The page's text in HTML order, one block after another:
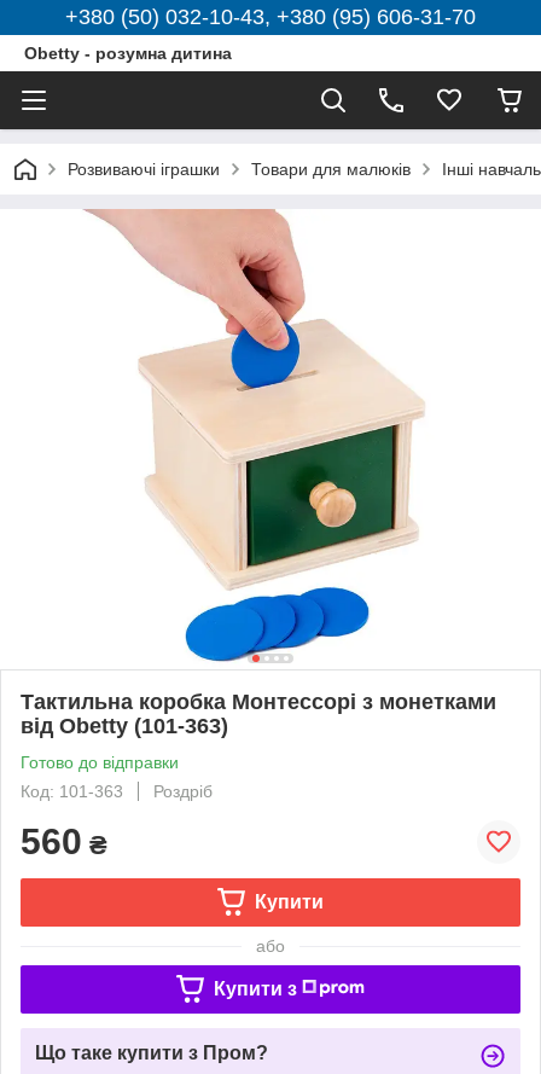
+380 (50) 032-10-43, +380 (95) 606-31-70
Obetty - розумна дитина
Розвиваючі іграшки Товари для малюків Інші
Тактильна коробка Монтессорі з монетками
від Obetty (101-363)
Готово до відправки
Код: 101-363
Роздріб
560 ₴
Купити
або
Купити з
Що таке купити з Пром?